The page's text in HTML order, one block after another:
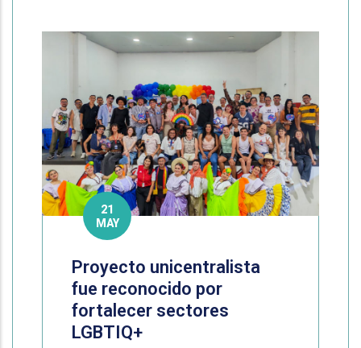
21
MAY
Proyecto unicentralista
fue reconocido por
fortalecer sectores
LGBTIQ+